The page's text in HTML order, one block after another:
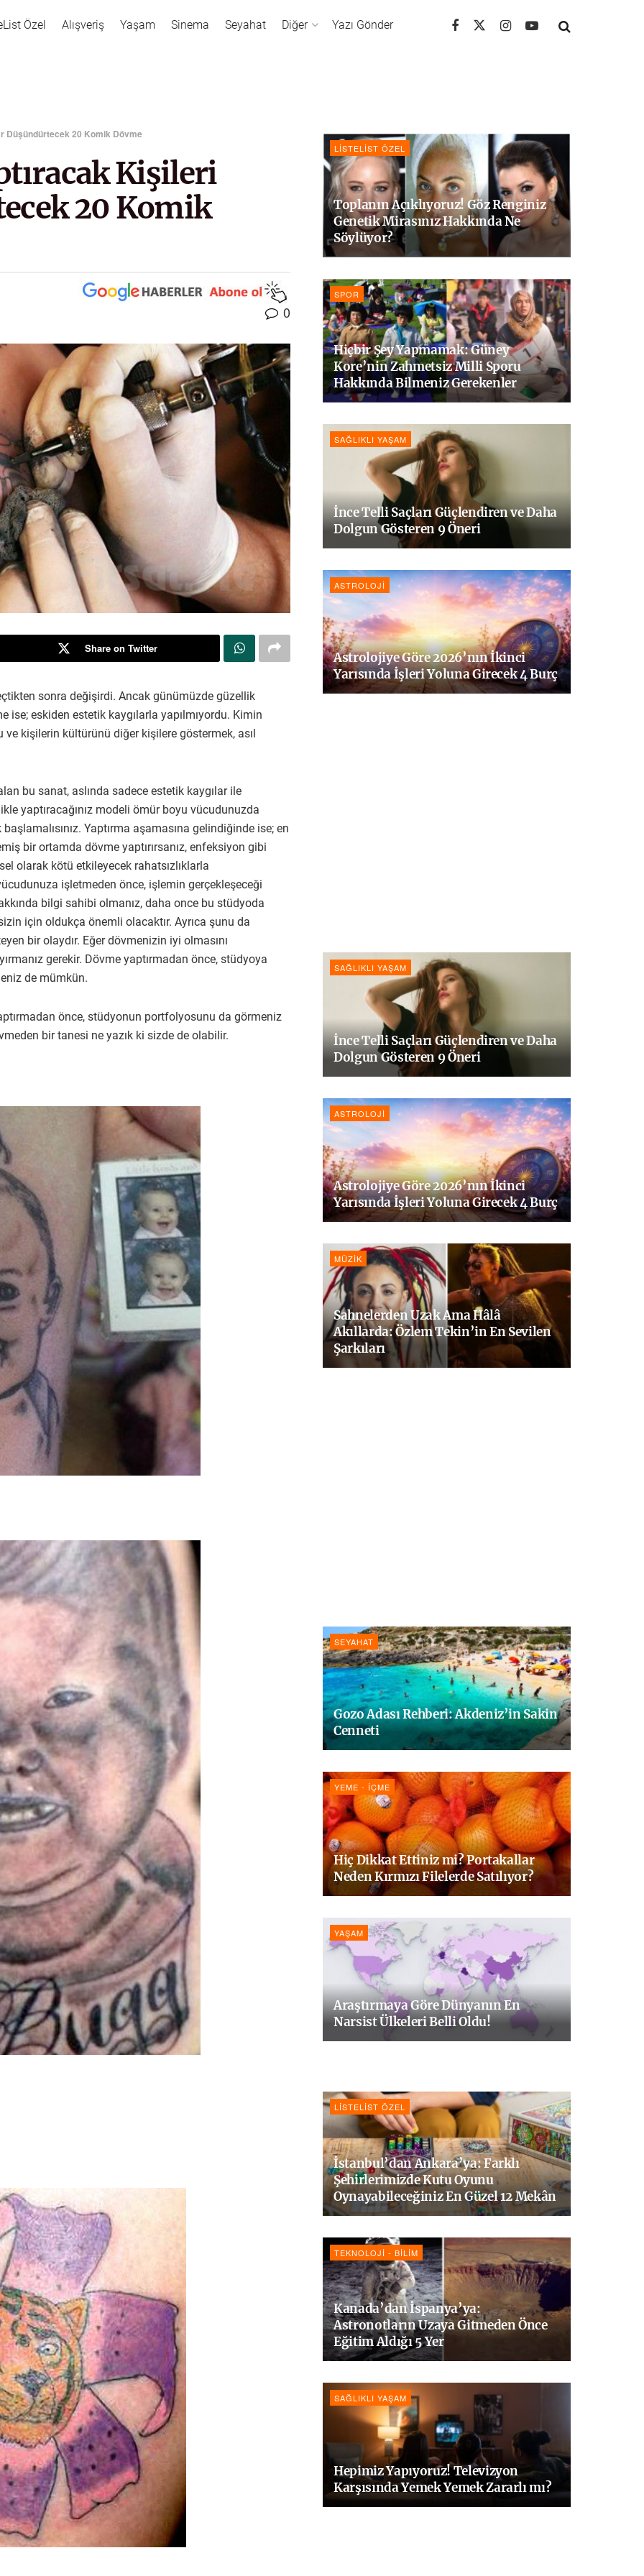
Özel Alışveriş Yaşam Sinema Seyahat Diğer Yazı Gönder
Düşündürtecek 20 Komik Dövme
Kişileri
20 Komik
0
Share on Twitter
sonra değişirdi. Ancak günümüzde güzellik
ise; eskiden estetik kaygılarla yapılmıyordu. Kimin
kişilerin kültürünü diğer kişilere göstermek, asıl
bu sanat, aslında sadece estetik kaygılar ile
yaptıracağınız modeli ömür boyu vücudunuzda
Yaptırma aşamasına gelindiğinde ise; en
bir ortamda dövme yaptırırsanız, enfeksiyon gibi
olarak kötü etkileyecek rahatsızlıklarla
işletmeden önce, işlemin gerçekleşeceği
bilgi sahibi olmanız, daha once bu stüdyoda
için oldukça önemli olacaktır. Ayrıca şunu da
bir olaydır. Eğer dövmenizin iyi olmasını
gerekir. Dövme yaptırmadan önce, stüdyoya
de mümkün.
önce, stüdyonun portfolyosunu da görmeniz
bir tanesi ne yazık ki sizde de olabilir.
LISTELIST ÖZEL
Toplanın Açıklıyoruz! Göz Renginiz
Genetik Mirasınız Hakkında Ne
Söylüyor?
SPOR
Hiçbir Şey Yapmamak: Güney
Kore’nin Zahmetsiz Milli Sporu
Hakkında Bilmeniz Gerekenler
SAĞLIKLI YAŞAM
İnce Telli Saçları Güçlendiren ve Daha
Dolgun Gösteren 9 Öneri
ASTROLOJI
Astrolojiye Göre 2026’nın İkinci
Yarısında İşleri Yoluna Girecek 4 Burç
SAĞLIKLI YAŞAM
İnce Telli Saçları Güçlendiren ve Daha
Dolgun Gösteren 9 Öneri
ASTROLOJI
Astrolojiye Göre 2026’nın İkinci
Yarısında İşleri Yoluna Girecek 4 Burç
MÜZIK
Sahnelerden Uzak Ama Hâlâ
Akıllarda: Özlem Tekin’in En Sevilen
Şarkıları
SEYAHAT
Gozo Adası Rehberi: Akdeniz’in Sakin
Cenneti
YEME - İÇME
Hiç Dikkat Ettiniz mi? Portakallar
Neden Kırmızı Filelerde Satılıyor?
YAŞAM
Araştırmaya Göre Dünyanın En
Narsist Ülkeleri Belli Oldu!
LISTELIST ÖZEL
İstanbul’dan Ankara’ya: Farklı
Şehirlerimizde Kutu Oyunu
Oynayabileceğiniz En Güzel 12 Mekân
TEKNOLOJI - BILIM
Kanada’dan İspanya’ya:
Astronotların Uzaya Gitmeden Önce
Eğitim Aldığı 5 Yer
SAĞLIKLI YAŞAM
Hepimiz Yapıyoruz! Televizyon
Karşısında Yemek Yemek Zararlı mı?